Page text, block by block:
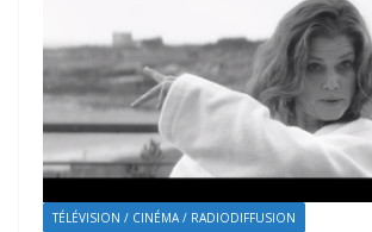
TÉLÉVISION / CINÉMA / RADIODIFFUSION